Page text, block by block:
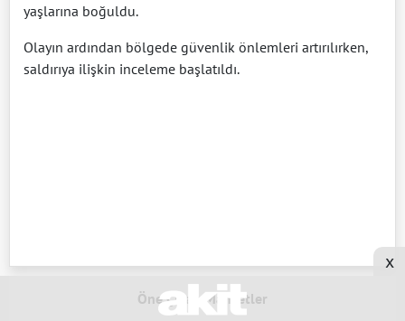
yaşlarına boğuldu.
Olayın ardından bölgede güvenlik önlemleri artırılırken,
saldırıya ilişkin inceleme başlatıldı.
Öne Çıkan Manşetler
x